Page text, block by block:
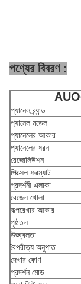
পণ্যের বিবরণ :
AUO
প্যানেল ব্র্যান্ড
প্যানেল মডেল
প্যানেলের আকার
প্যানেলের ধরন
রেজোলিউশন
পিক্সেল ফরম্যাট
প্রদর্শনী এলাকা
বেজেল খোলা
রূপরেখার আকার
পৃষ্ঠতল
উজ্জ্বলতা
বৈপরীত্য অনুপাত
দেখার কোণ
প্রদর্শন মোড